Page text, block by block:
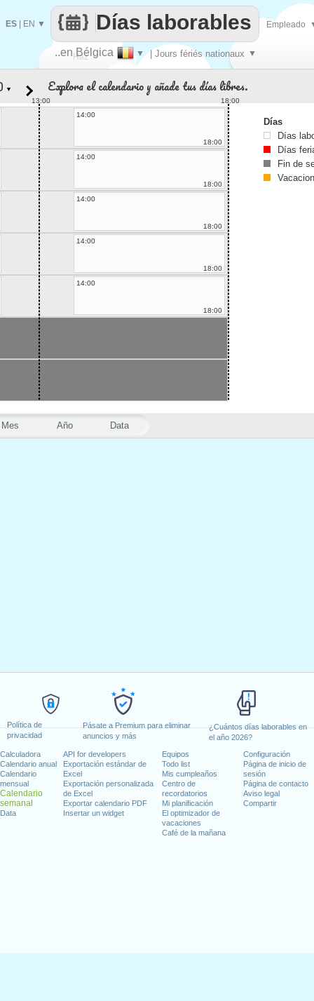
Política de
privacidad
Pásate a Premium para eliminar
anuncios y más
¿Cuántos días laborables en
el año 2026?
Calculadora
Calendario anual
Calendario
mensual
Calendario
semanal
Data
API for developers
Exportación estándar de
Excel
Exportación personalizada
de Excel
Exportar calendario PDF
Insertar un widget
Equipos
Todo list
Mis cumpleaños
Centro de
recordatorios
Mi planificación
El optimizador de
vacaciones
Café de la mañana
Configuración
Página de inicio de
sesión
Página de contacto
Aviso legal
Compartir
Haz
..en Bélgica ▼ | Jours fériés nationaux ▼
Días laborables
ES EN ▼ Empleado
Mes Año Data
▼ Explora el calendario y añade tus días libres.
13:00
18:00
14:00
18:00
14:00
18:00
14:00
18:00
14:00
18:00
14:00
18:00
Días
Días
Días
Fin de